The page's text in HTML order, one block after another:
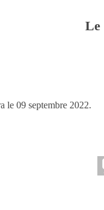
Le
le 09 septembre 2022.